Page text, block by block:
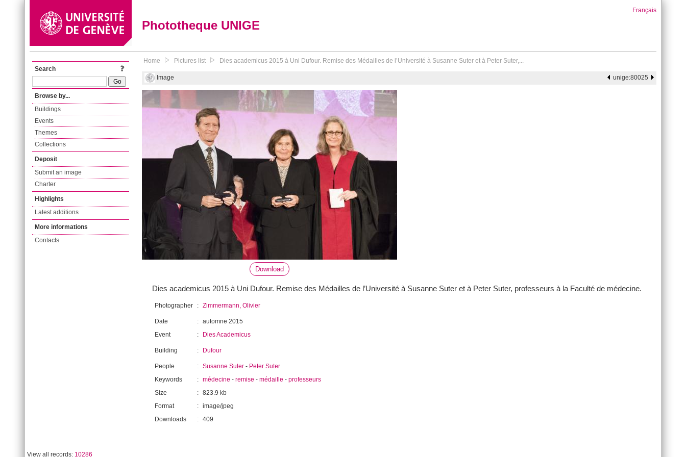
Phototheque UNIGE
Français
Search
Browse by...
Buildings
Events
Themes
Collections
Deposit
Submit an image
Charter
Highlights
Latest additions
More informations
Contacts
Home Pictures list Dies academicus 2015 à Uni Dufour. Remise des Médailles de l’Université à Susanne Suter et à Peter Suter,...
Image unige:80025
Download
Dies academicus 2015 à Uni Dufour. Remise des Médailles de l’Université à Susanne Suter et à Peter Suter, professeurs à la Faculté de médecine.
Photographer : Zimmermann, Olivier
Date : automne 2015
Event
: Dies Academicus
Building : Dufour
People : Susanne Suter - Peter Suter
Keywords
: médecine - remise - médaille - professeurs
Size
: 823.9 kb
Format
: image/jpeg
Downloads
: 409
View all records: 10286